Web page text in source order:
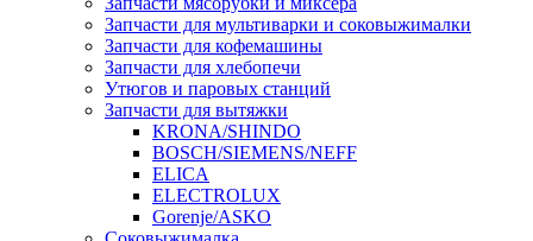
Запчасти для мультиварки и соковыжималки
Запчасти для кофемашины
Запчасти для хлебопечи
Утюгов и паровых станций
Запчасти для вытяжки
KRONA/SHINDO
BOSCH/SIEMENS/NEFF
ELICA
ELECTROLUX
Gorenje/ASKO